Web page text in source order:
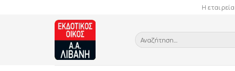
Η εταιρεία
Αναζήτηση
για: